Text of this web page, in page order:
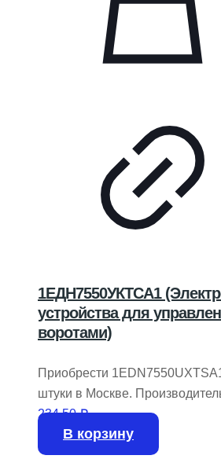
1ЕДН7550УКТСА1
устройства для
воротами)
Приобрести
штуки в Москве.
INFINEON TECHNOLOGIES.
На складе имеется 9837 штук.
234,50₽
В корзину